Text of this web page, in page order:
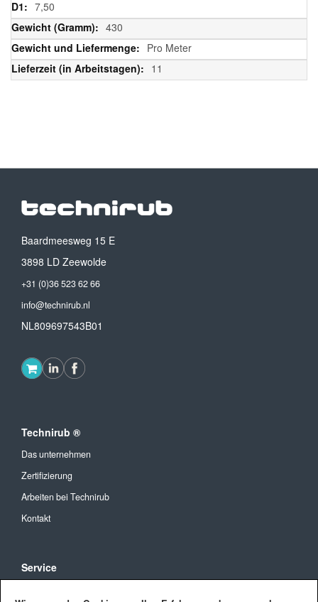
7,50
430
Pro Meter
11
Baardmeesweg 15 E
3898 LD Zeewolde
+31 (0)36 523 62 66
info@technirub.nl
NL809697543B01
Technirub ®
Das unternehmen
Zertifizierung
Arbeiten bei Technirub
Kontakt
Service